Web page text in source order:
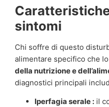
sintomi
Chi soffre di questo
alimentare specifico che
della nutrizione e
diagnostici principali
Iperfagia serale : il